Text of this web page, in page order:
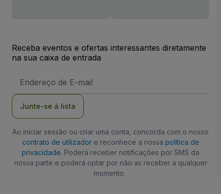
Receba eventos e ofertas interessantes diretamente
na sua caixa de entrada
de
Junte-se à lista
Ao iniciar sessão ou criar uma conta, concorda com o nosso
contrato de utilizadore reconhece a nossa política de
privacidade. Poderá receber notificações por SMS da
nossa parte e poderá optar por não as receber a qualquer
momento.